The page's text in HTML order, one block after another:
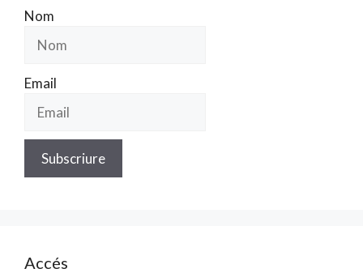
Nom
Email
Accés